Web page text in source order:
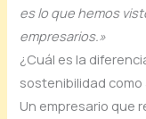
es lo que hemos
empresarios.»
¿Cuál es la
sostenibilidad como
Un empresario que